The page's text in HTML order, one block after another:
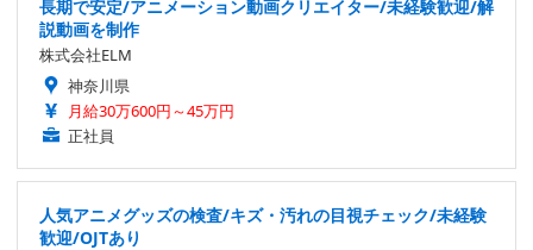
長期で安定/アニメーション動画クリエイター/未経験歓迎/解
説動画を制作
株式会社ELM
神奈川県
月給30万600円～45万円
正社員
人気アニメグッズの検査/キズ・汚れの目視チェック/未経験
歓迎/OJTあり